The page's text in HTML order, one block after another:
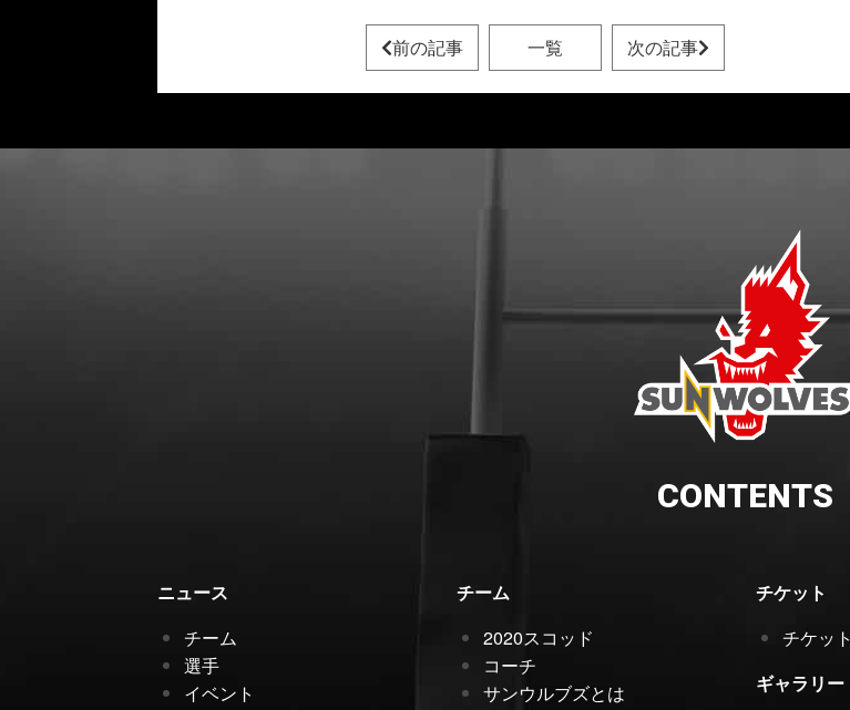
前の記事 一覧 次の記事
CONTENTS
ニュース
チーム
選手
イベント
チーム
2020スコッド
コーチ
サンウルブズとは
チケット
チケット
ギャラリー